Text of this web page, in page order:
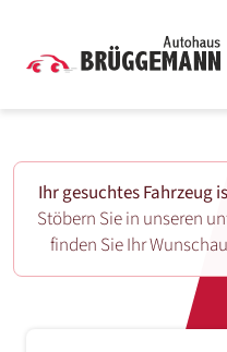
Ihr gesuchtes Fahrzeug
Stöbern Sie in unseren
finden Sie Ihr